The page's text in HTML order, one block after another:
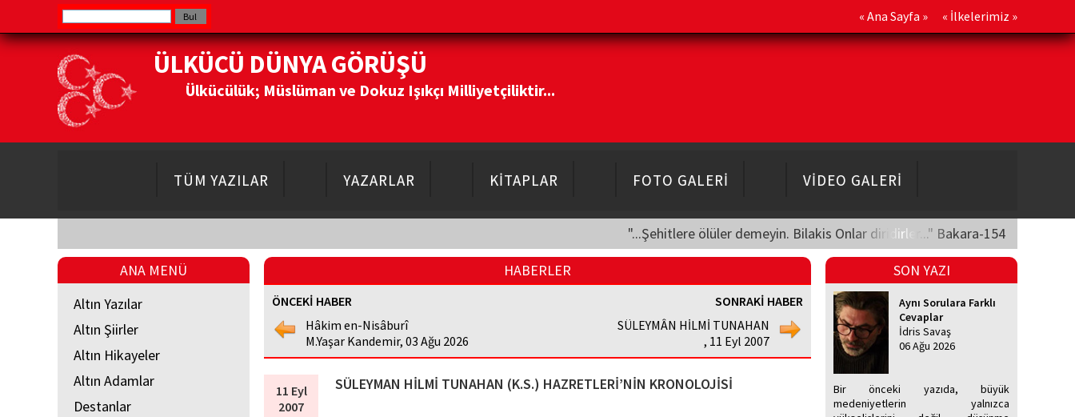
« Ana Sayfa » « İlkelerimiz »
ÜLKÜCÜ DÜNYA GÖRÜŞÜ
Ülkücülük; Müslüman ve Dokuz Işıkçı Milliyetçiliktir...
TÜM YAZILAR YAZARLAR KİTAPLAR FOTO GALERİ VİDEO GALERİ
"...Şehitlere ölüler demeyin. Bilakis Onlar diridirler..." Bakara-154
ANA MENÜ
Altın Yazılar
Altın Şiirler
Altın Hikayeler
Altın Adamlar
Destanlar
HABERLER
ÖNCEKİ HABER
Hâkim en-Nisâburî
M.Yaşar Kandemir, 03 Ağu 2026
SONRAKİ HABER
SÜLEYMÂN HİLMİ TUNAHAN
, 11 Eyl 2007
11 Eyl
2007
SÜLEYMAN HİLMİ TUNAHAN (K.S.) HAZRETLERİ’NİN KRONOLOJİSİ
SON YAZI
Aynı Sorulara Farklı
Cevaplar
İdris Savaş
06 Ağu 2026
Bir önceki yazıda, büyük
medeniyetlerin yalnızca